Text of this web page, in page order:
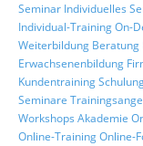
Seminar Individuelles
Individual-TrainingOn-
Weiterbildung Beratung
Erwachsenenbildung
Kundentraining
Seminare
Workshops Akademie
Online-TrainingOnline-